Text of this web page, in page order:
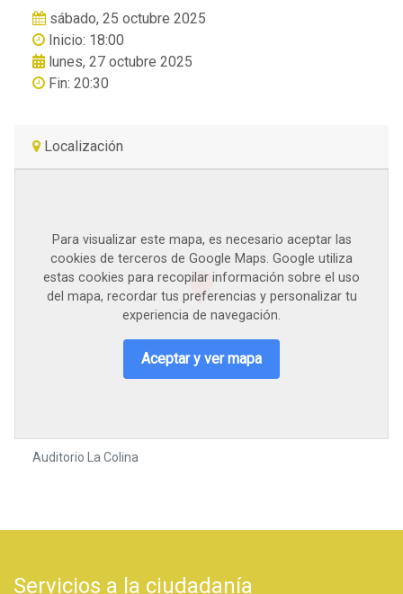
sábado, 25 octubre 2025
Inicio: 18:00
lunes, 27 octubre 2025
Fin: 20:30
Localización
Para visualizar este mapa, es necesario aceptar las
cookies de terceros de Google Maps. Google utiliza
estas cookies para recopilar información sobre el uso
del mapa, recordar tus preferencias y personalizar tu
experiencia de navegación.
Aceptar y ver mapa
Auditorio La Colina
Servicios a la ciudadanía